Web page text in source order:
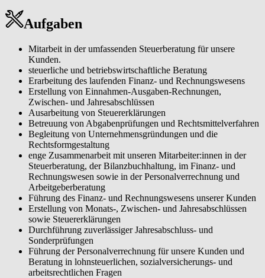
Aufgaben
Mitarbeit in der umfassenden Steuerberatung für unsere
Kunden.
steuerliche und betriebswirtschaftliche Beratung
Erarbeitung des laufenden Finanz- und Rechnungswesens
Erstellung von Einnahmen-Ausgaben-Rechnungen,
Zwischen- und Jahresabschlüssen
Ausarbeitung von Steuererklärungen
Betreuung von Abgabenprüfungen und Rechtsmittelverfahren
Begleitung von Unternehmensgründungen und die
Rechtsformgestaltung
enge Zusammenarbeit mit unseren Mitarbeiter:innen in der
Steuerberatung, der Bilanzbuchhaltung, im Finanz- und
Rechnungswesen sowie in der Personalverrechnung und
Arbeitgeberberatung
Führung des Finanz- und Rechnungswesens unserer Kunden
Erstellung von Monats-, Zwischen- und Jahresabschlüssen
sowie Steuererklärungen
Durchführung zuverlässiger Jahresabschluss- und
Sonderprüfungen
Führung der Personalverrechnung für unsere Kunden und
Beratung in lohnsteuerlichen, sozialversicherungs- und
arbeitsrechtlichen Fragen